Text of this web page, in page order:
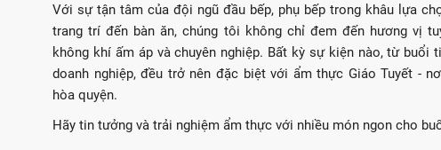
Với sự tận tâm của đội ngũ đầu bếp, phụ bếp trong khâu lựa
trang trí đến bàn ăn, chúng tôi không chỉ đem đến hương vị
không khí ấm áp và chuyên nghiệp. Bất kỳ sự kiện nào, từ buổi
doanh nghiệp, đều trở nên đặc biệt với ẩm thực Giáo Tuyết -
hòa quyện.
Hãy tin tưởng và trải nghiệm ẩm thực với nhiều món ngon cho